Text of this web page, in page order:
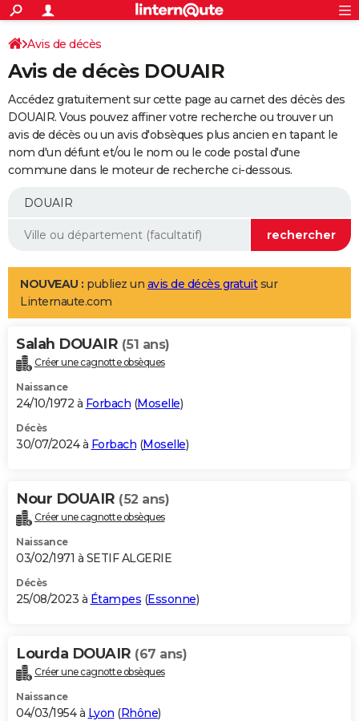
ACTUALITÉS
Politique
Société
Faits Divers
Education
Monde
Villes
+
SPORT
Coupe du monde 2026
Football
Tennis
Cyclisme
Rugby
Forum
Programme TV
TNT
Streaming
Cinéma
Sorties cinéma
Musique
+
FINANCE
Retraite
Epargne
Immobilier
Risques naturels par ville
Banque
Assurance
AUTO
Essais
Réserver un essai
Citadines
Berlines
SUV
Forum auto
+
Mobiles
Meilleur smartphone
Internet
Ordinateurs
Jeux vidéo
Guide high-tech
Aménagement intérieur
LIFESTYLE
Art de vivre
Bien-être
Loisirs
Mode
Modes de vie
Alimentation
Guide de la santé
Maladies
Médicaments
Sommeil
VOYAGE
Destinations
City break
Voyage nature
Voyage de noces
Forum
Climat
+PHOTO
GUIDES D'ACHAT
BONS PLANS
Carte de Noël
Carte Bonne année
Carte Saint-Valentin
Carte Pâques
Carte d'anniversaire
DICTIONNAIRE
Dictionnaire
Biographies
Citations
Expressions
Proverbes
PROGRAMME TV
S'inscrire
Se connecter
Lycées
Collèges
Primaires
Universités
Entreprises
Service militaire
Avis de recherche
AVIS DE DÉCÈS
Bricolage
Lifestyle
Culture
Sport
Auto
Television
Voyage
Cinema
Avis de décès
Avis de décès DOUAIR
Accédez gratuitement sur cette page au carnet des décès des
DOUAIR. Vous pouvez affiner votre recherche ou trouver un
avis de décès ou un avis d'obsèques plus ancien en tapant le
nom d'un défunt et/ou le nom ou le code postal d'une
commune dans le moteur de recherche ci-dessous.
NOUVEAU : publiez un avis de décès gratuitsur
Linternaute.com
Salah DOUAIR (51 ans)
Créer une cagnotte obsèques
Naissance
24/10/1972 à Forbach (Moselle)
Décès
30/07/2024 à Forbach (Moselle)
Nour DOUAIR (52 ans)
Créer une cagnotte obsèques
Naissance
03/02/1971 à SETIF ALGERIE
Décès
25/08/2023 à Étampes (Essonne)
Lourda DOUAIR (67 ans)
Créer une cagnotte obsèques
Naissance
04/03/1954 à Lyon (Rhône)